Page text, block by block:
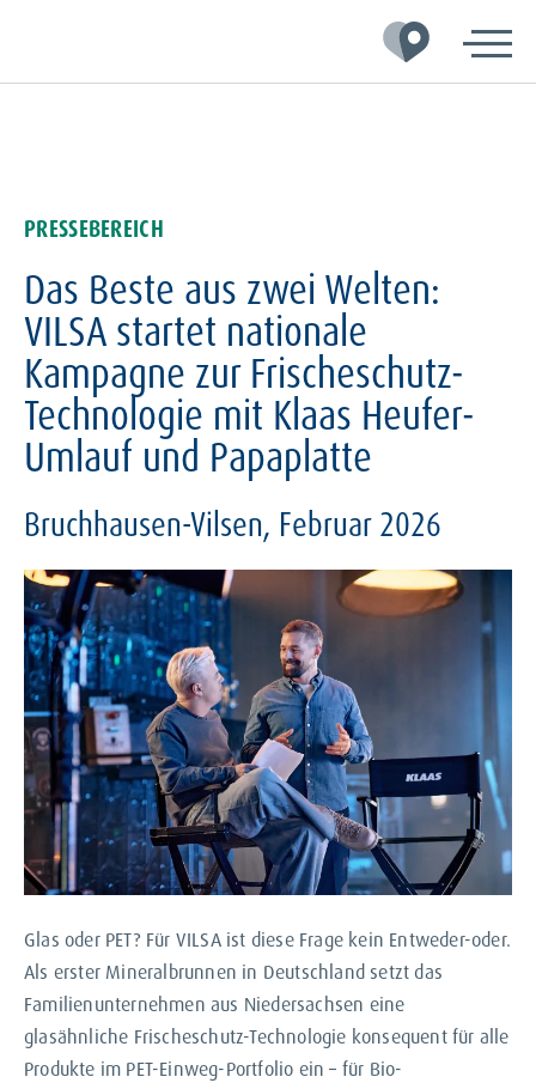
Hauptnavigation
Inhalt
Footer
PRESSEBEREICH
Das Beste aus zwei Welten:
VILSA startet nationale
Kampagne zur Frischeschutz-
Technologie mit Klaas Heufer-
Umlauf und Papaplatte
Bruchhausen-Vilsen, Februar 2026
Glas oder PET? Für VILSA ist diese Frage kein Entweder-oder.
Als erster Mineralbrunnen in Deutschland setzt das
Familienunternehmen aus Niedersachsen eine
glasähnliche Frischeschutz-Technologie konsequent für alle
Produkte im PET-Einweg-Portfolio ein – für Bio-